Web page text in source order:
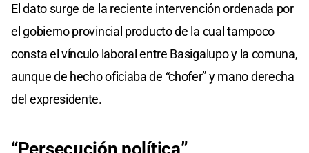
El dato surge de la reciente intervención ordenada por
el gobierno provincial producto de la cual tampoco
consta el vínculo laboral entre Basigalupo y la comuna,
aunque de hecho oficiaba de “chofer” y mano derecha
del expresidente.
“Persecución política”